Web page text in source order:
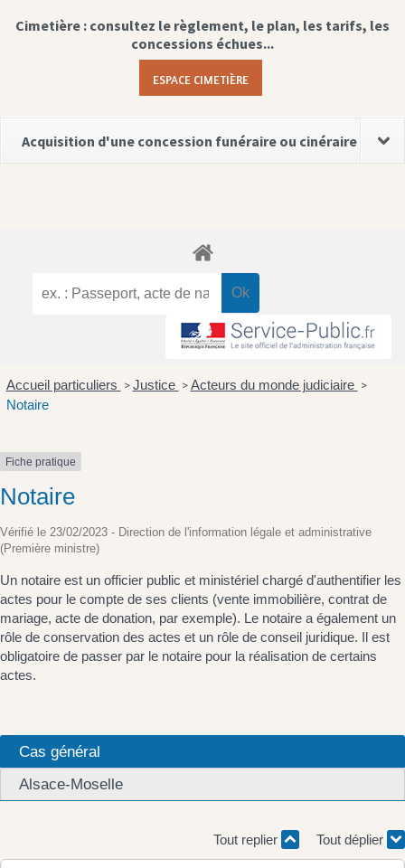
Cimetière : consultez le règlement, le plan, les tarifs, les
concessions échues...
ESPACE CIMETIÈRE
Acquisition d'une concession funéraire ou cinéraire
Accueil particuliers > Justice > Acteurs du monde judiciaire >
Notaire
Fiche pratique
Notaire
Vérifié le 23/02/2023 - Direction de l'information légale et administrative
(Première ministre)
Un notaire est un officier public et ministériel chargé d'authentifier les
actes pour le compte de ses clients (vente immobilière, contrat de
mariage, acte de donation, par exemple). Le notaire a également un
rôle de conservation des actes et un rôle de conseil juridique. Il est
obligatoire de passer par le notaire pour la réalisation de certains
actes.
Cas général
Alsace-Moselle
Tout replier Tout déplier